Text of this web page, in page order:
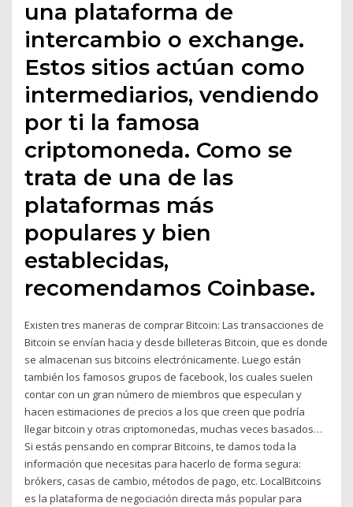
una plataforma de
intercambio o exchange.
Estos sitios actúan como
intermediarios, vendiendo
por ti la famosa
criptomoneda. Como se
trata de una de las
plataformas más
populares y bien
establecidas,
recomendamos Coinbase.
Existen tres maneras de comprar Bitcoin: Las transacciones de
Bitcoin se envían hacia y desde billeteras Bitcoin, que es donde
se almacenan sus bitcoins electrónicamente. Luego están
también los famosos grupos de facebook, los cuales suelen
contar con un gran número de miembros que especulan y
hacen estimaciones de precios a los que creen que podría
llegar bitcoin y otras criptomonedas, muchas veces basados…
Si estás pensando en comprar Bitcoins, te damos toda la
información que necesitas para hacerlo de forma segura:
brókers, casas de cambio, métodos de pago, etc. LocalBitcoins
es la plataforma de negociación directa más popular para